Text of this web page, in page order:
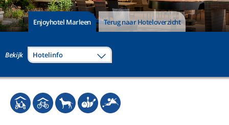
Enjoyhotel Marleen Terug naar Hoteloverzicht
Bekijk Hotelinfo